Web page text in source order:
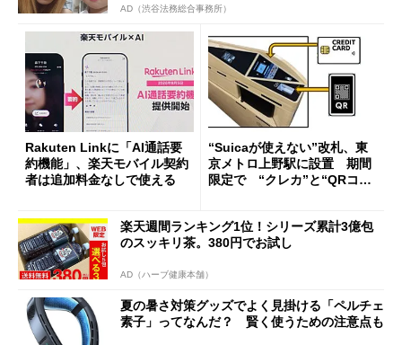
AD（渋谷法務総合事務所）
Rakuten Linkに「AI通話要
約機能」、楽天モバイル契約
者は追加料金なしで使える
“Suicaが使えない”改札、東
京メトロ上野駅に設置 期間
限定で “クレカ”と“QRコー
楽天週間ランキング1位！シリーズ累計3億包
のスッキリ茶。380円でお試し
AD（ハーブ健康本舗）
夏の暑さ対策グッズでよく見掛ける「ペルチェ
素子」ってなんだ？ 賢く使うための注意点も